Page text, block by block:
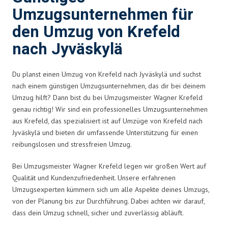
Umzugsunternehmen für
den Umzug von Krefeld
nach Jyväskylä
Du planst einen Umzug von Krefeld nach Jyväskylä und suchst
nach einem günstigen Umzugsunternehmen, das dir bei deinem
Umzug hilft? Dann bist du bei Umzugsmeister Wagner Krefeld
genau richtig! Wir sind ein professionelles Umzugsunternehmen
aus Krefeld, das spezialisiert ist auf Umzüge von Krefeld nach
Jyväskylä und bieten dir umfassende Unterstützung für einen
reibungslosen und stressfreien Umzug.
Bei Umzugsmeister Wagner Krefeld legen wir großen Wert auf
Qualität und Kundenzufriedenheit. Unsere erfahrenen
Umzugsexperten kümmern sich um alle Aspekte deines Umzugs,
von der Planung bis zur Durchführung. Dabei achten wir darauf,
dass dein Umzug schnell, sicher und zuverlässig abläuft.